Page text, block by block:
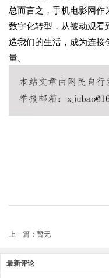
总而言之，手机电影网
数字化转型，从被动观看
造我们的生活，成为连接
量。
上一篇：暂无
最新评论